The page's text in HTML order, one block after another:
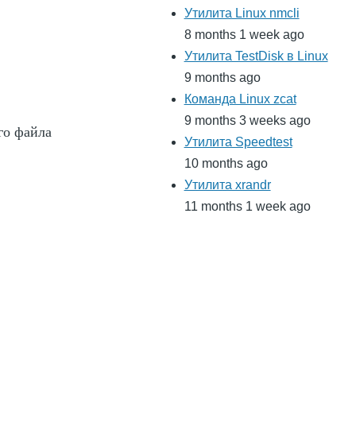
файла
Утилита Linux nmcli
8 months 1 week ago
Утилита TestDisk в Linux
9 months ago
Команда Linux zcat
9 months 3 weeks ago
Утилита Speedtest
10 months ago
Утилита xrandr
11 months 1 week ago